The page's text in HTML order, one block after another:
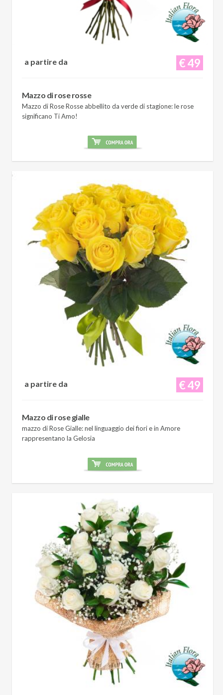
€ 49
a partire da
Mazzo di rose rosse
Mazzo di Rose Rosse abbellito da verde di stagione: le rose
significano Ti Amo!
€ 49
a partire da
Mazzo di rose gialle
mazzo di Rose Gialle: nel linguaggio dei fiori e in Amore
rappresentano la Gelosia